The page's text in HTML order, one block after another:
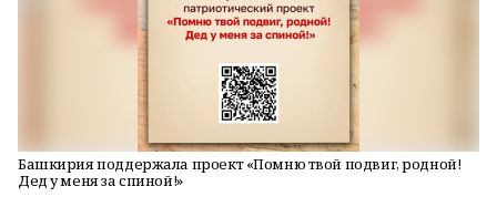
Башкирия поддержала проект «Помню твой подвиг, родной!
Дед у меня за спиной!»